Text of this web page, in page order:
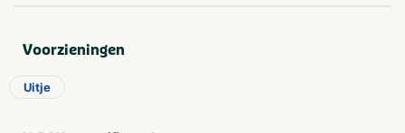
naar huis na een dagje wellness. Met een heerlijke
ervaring.
Voorzieningen
Uitje